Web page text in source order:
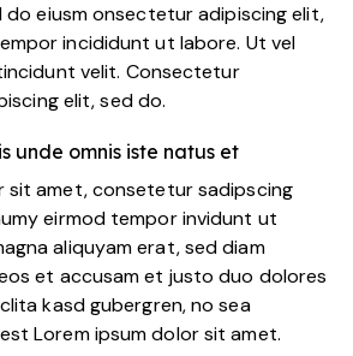
do eiusm onsectetur adipiscing elit,
incididunt ut labore. Ut vel
velit. Consectetur
elit, sed do.
unde omnis iste natus et
sit amet, consetetur sadipscing
eirmod tempor invidunt ut
aliquyam erat, sed diam
et accusam et justo duo dolores
kasd gubergren, no sea
Lorem ipsum dolor sit amet.